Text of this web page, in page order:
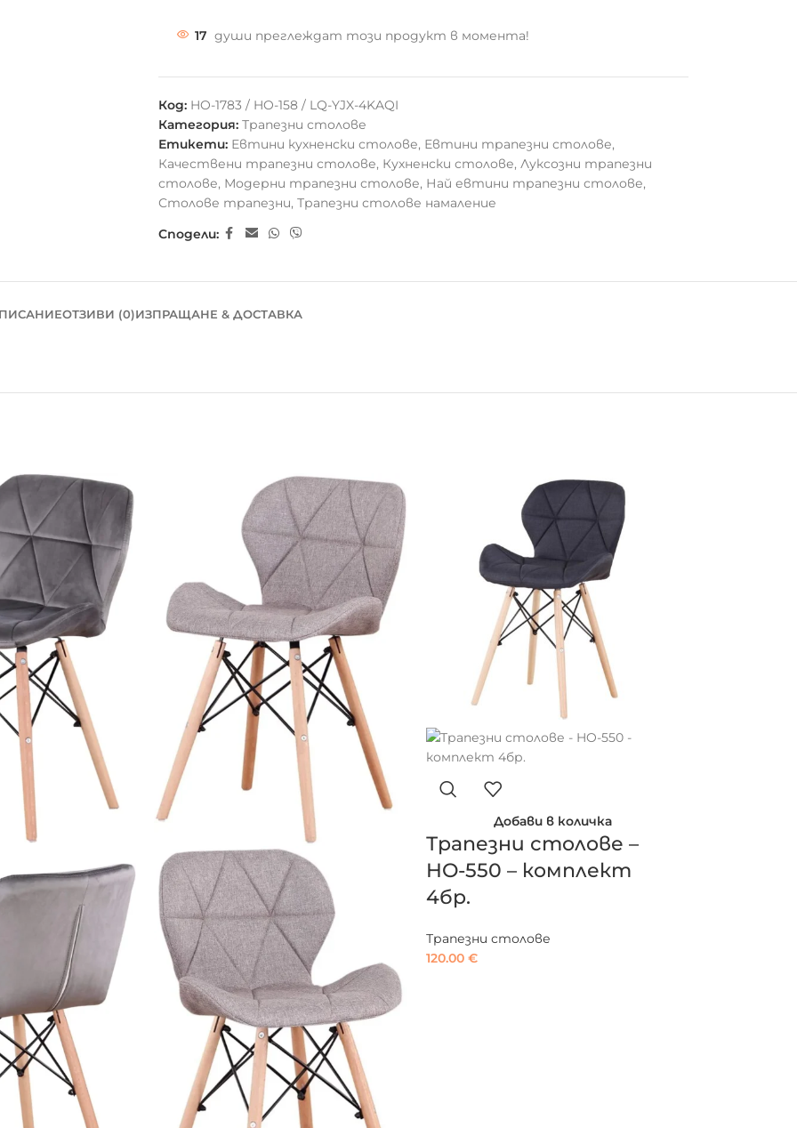
17 души преглеждат този продукт в момента!
Код: HO-1783 / HO-158 / LQ-YJX-4KAQI
Категория: Трапезни столове
Етикети: Евтини кухненски столове, Евтини трапезни столове,
Качествени трапезни столове, Кухненски столове, Луксозни трапезни
столове, Модерни трапезни столове, Най евтини трапезни столове,
Столове трапезни, Трапезни столове намаление
Сподели:
ОТЗИВИ (0)ИЗПРАЩАНЕ & ДОСТАВКА
Добави в количка
Трапезни столове –
HO-550 – комплект
4бр.
Трапезни столове
120.00 €